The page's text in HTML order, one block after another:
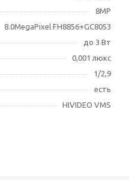
8MP
8.0MegaPixel FH8856+GC8053
до 3 Вт
0,001 люкс
1/2,9
есть
HIVIDEO VMS